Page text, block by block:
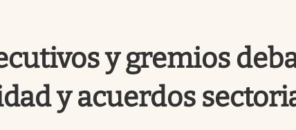
y gremios
y acuerdos